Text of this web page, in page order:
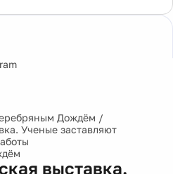
Дождём /
Ученые заставляют
выставка.